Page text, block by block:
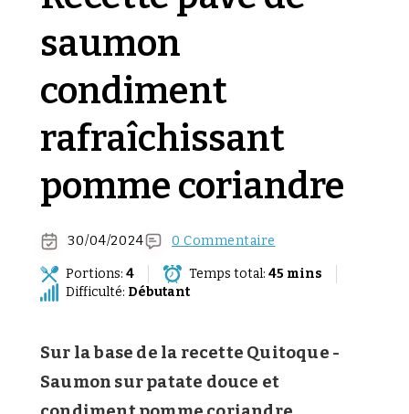
saumon
condiment
rafraîchissant
pomme coriandre
30/04/2024 0 Commentaire
Portions: 4 Temps total: 45 mins
Difficulté: Débutant
Sur la base de la recette Quitoque -
Saumon sur patate douce et